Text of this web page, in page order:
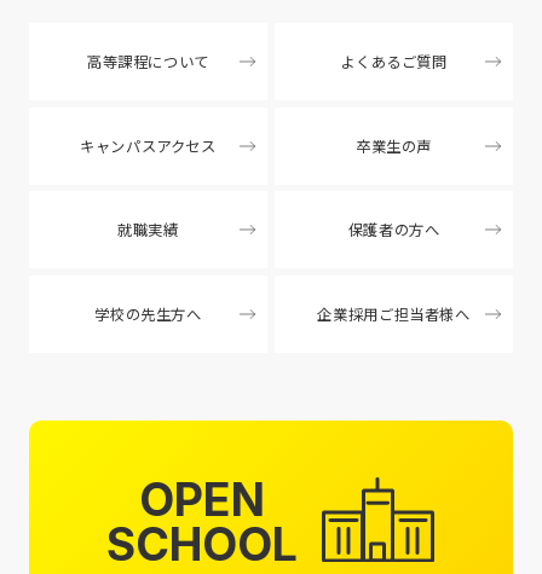
高等課程について よくあるご質問
キャンパスアクセス 卒業生の声
就職実績 保護者の方へ
学校の先生方へ 企業採用ご担当者様へ
OPEN
SCHOOL